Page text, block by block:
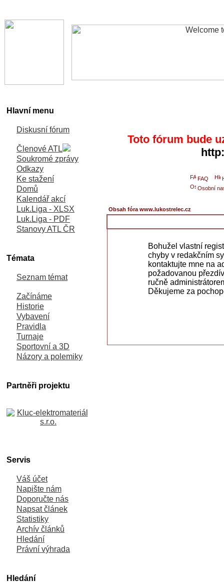
Hlavní menu
Diskusní fórum
Členové ATL
Soukromé zprávy
Odkazy
Ke stažení
Domů
Kalendář akcí
Luk.Liga - XLSX
Luk.Liga - PDF
Stanovy ATL ČR
Témata
Seznam témat
Začínáme
Historie
Vybavení
Pravidla
Turnaje
Sportovní a 3D
Názory a polemiky
Partněři projektu
Servis
Váš účet
Napište nám
Doporučte nás
Napsat článek
Statistiky
Archív článků
Hledání
Právní výhrada
Hledání
Toto fórum bude
FAQ
Osobní
Obsah fóra www.lukostrelec.cz
Bohužel vlastní
chyby v redakčním
kontaktujte mne na
požadovanou
ručně
Děkujeme za